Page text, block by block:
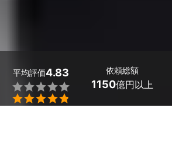
平均評価4.83


依頼総額
1150億円以上